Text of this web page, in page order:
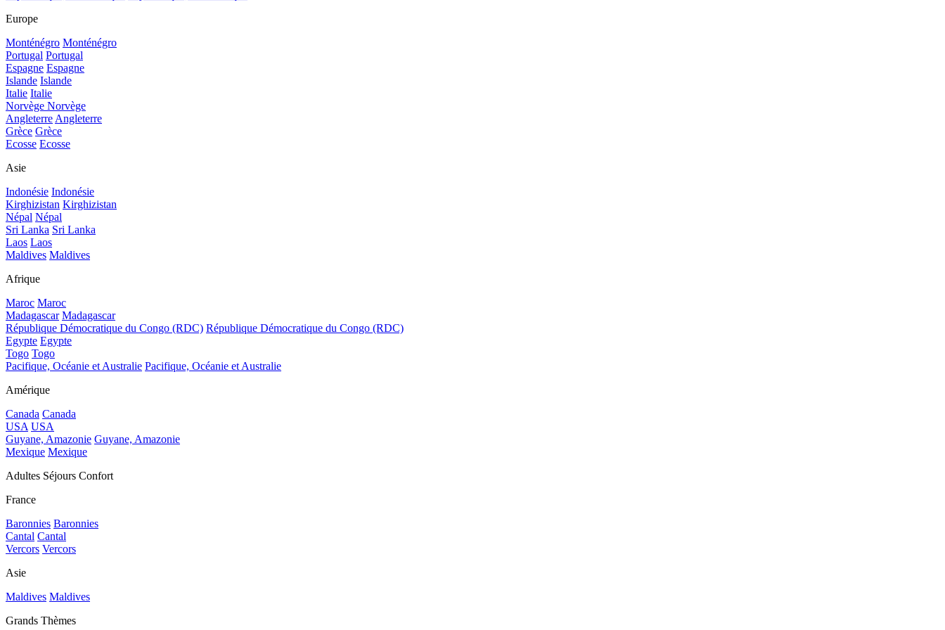
Europe
Monténégro Monténégro
Portugal Portugal
Espagne Espagne
Islande Islande
Italie Italie
Norvège Norvège
AngleterreAngleterre
Grèce Grèce
Ecosse Ecosse
Asie
Indonésie Indonésie
Kirghizistan Kirghizistan
Népal Népal
Sri Lanka Sri Lanka
Laos Laos
Maldives Maldives
Afrique
Maroc Maroc
Madagascar Madagascar
République Démocratique du Congo (RDC) République Démocratique du Congo (RDC)
Egypte Egypte
Togo Togo
Pacifique, Océanie et Australie Pacifique, Océanie et Australie
Amérique
Canada Canada
USA USA
Guyane, Amazonie Guyane, Amazonie
Mexique Mexique
Adultes Séjours Confort
France
Baronnies Baronnies
Cantal Cantal
Vercors Vercors
Asie
Maldives Maldives
Grands Thèmes